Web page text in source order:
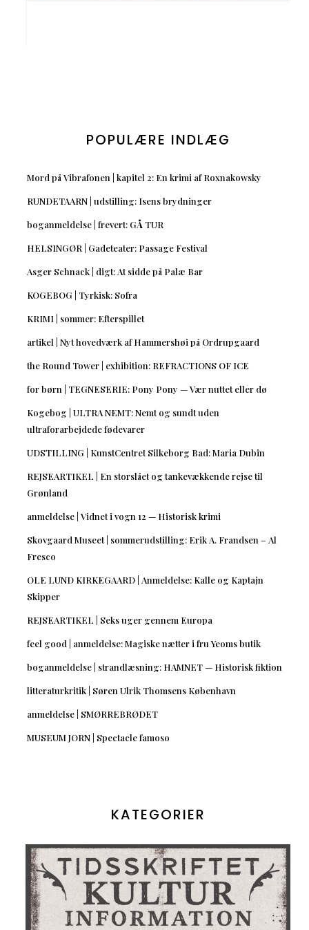
POPULÆRE INDLÆG
Mord på Vibrafonen | kapitel 2: En krimi af Roxnakowsky
RUNDETAARN | udstilling: Isens brydninger
boganmeldelse | frevert: GÅ TUR
HELSINGØR | Gadeteater: Passage Festival
Asger Schnack | digt: At sidde på Palæ Bar
KOGEBOG | Tyrkisk: Sofra
KRIMI | sommer: Efterspillet
artikel | Nyt hovedværk af Hammershøi på Ordrupgaard
the Round Tower | exhibition: REFRACTIONS OF ICE
for børn | TEGNESERIE: Pony Pony — Vær nuttet eller dø
Kogebog | ULTRA NEMT: Nemt og sundt uden
ultraforarbejdede fødevarer
UDSTILLING | KunstCentret Silkeborg Bad: Maria Dubin
REJSEARTIKEL | En storslået og tankevækkende rejse til
Grønland
anmeldelse | Vidnet i vogn 12 — Historisk krimi
Skovgaard Museet | sommerudstilling: Erik A. Frandsen – Al
Fresco
OLE LUND KIRKEGAARD | Anmeldelse: Kalle og Kaptajn
Skipper
REJSEARTIKEL | Seks uger gennem Europa
feel good | anmeldelse: Magiske nætter i fru Yeoms butik
boganmeldelse | strandlæsning: HAMNET — Historisk fiktion
litteraturkritik | Søren Ulrik Thomsens København
anmeldelse | SMØRREBRØDET
MUSEUM JORN | Spectacle famoso
KATEGORIER